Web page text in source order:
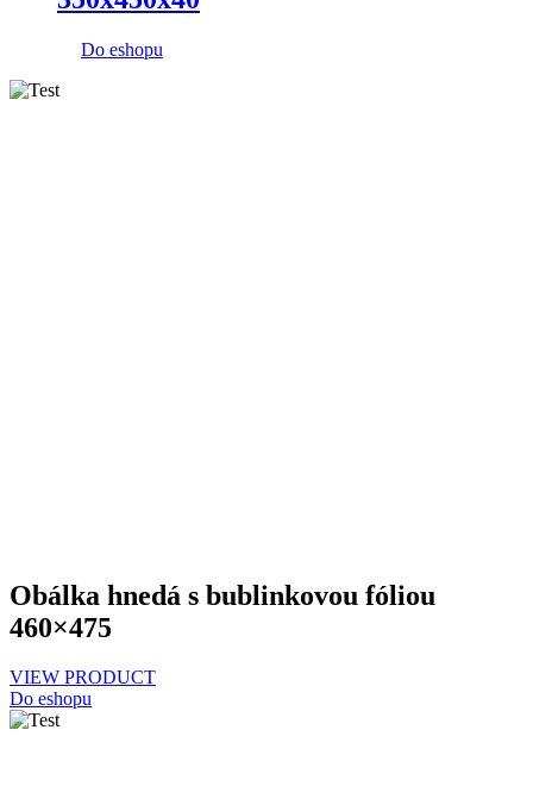
Do eshopu
Obálka hnedá s bublinkovou fóliou
460×475
VIEW PRODUCT
Do eshopu